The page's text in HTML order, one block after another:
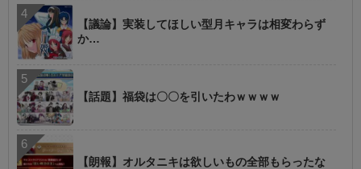
【議論】実装してほしい型月キャラは相変わらず
か…
【話題】福袋は〇〇を引いたわｗｗｗｗ
【朗報】オルタニキは欲しいもの全部もらったな